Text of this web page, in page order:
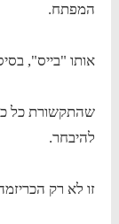
המפתח.
אותו "בייס",
שהתקשורת כל
להיבחר.
זו לא רק